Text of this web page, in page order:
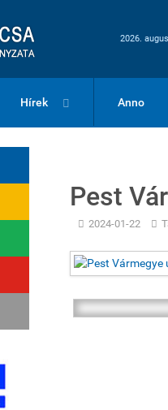
2026.
Hírek Anno
Pest
2024-01-22